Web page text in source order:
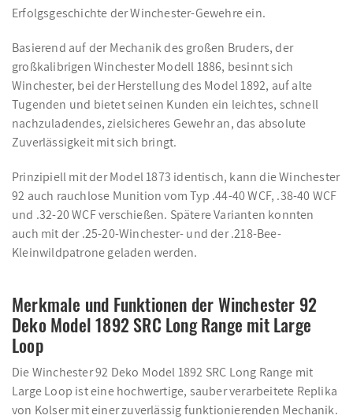
Erfolgsgeschichte der Winchester-Gewehre ein.
Basierend auf der Mechanik des großen Bruders, der
großkalibrigen Winchester Modell 1886, besinnt sich
Winchester, bei der Herstellung des Model 1892, auf alte
Tugenden und bietet seinen Kunden ein leichtes, schnell
nachzuladendes, zielsicheres Gewehr an, das absolute
Zuverlässigkeit mit sich bringt.
Prinzipiell mit der Model 1873 identisch, kann die Winchester
92 auch rauchlose Munition vom Typ .44-40 WCF, .38-40 WCF
und .32-20 WCF verschießen. Spätere Varianten konnten
auch mit der .25-20-Winchester- und der .218-Bee-
Kleinwildpatrone geladen werden.
Merkmale und Funktionen der Winchester 92
Deko Model 1892 SRC Long Range mit Large
Loop
Die Winchester 92 Deko Model 1892 SRC Long Range mit
Large Loop ist eine hochwertige, sauber verarbeitete Replika
von Kolser mit einer zuverlässig funktionierenden Mechanik.